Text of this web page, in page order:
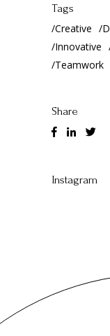
Tags
Creative
Innovative
Teamwork
Share
Instagram